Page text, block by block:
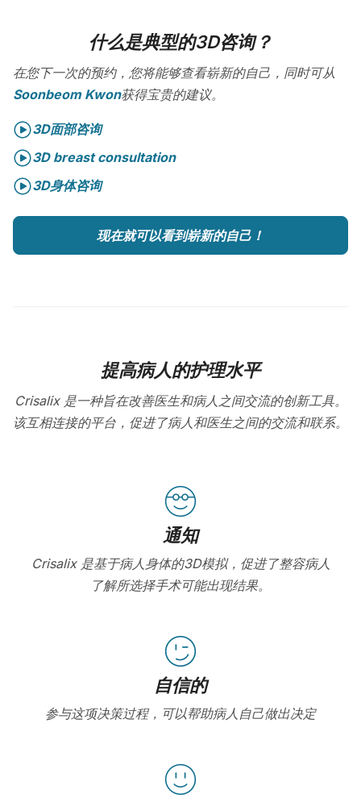
什么是典型的3D咨询？
在您下一次的预约，您将能够查看崭新的自己，同时可从
Soonbeom Kwon获得宝贵的建议。
3D面部咨询
3D breast consultation
3D身体咨询
现在就可以看到崭新的自己！
提高病人的护理水平
Crisalix 是一种旨在改善医生和病人之间交流的创新工具。
该互相连接的平台，促进了病人和医生之间的交流和联系。
通知
Crisalix 是基于病人身体的3D模拟，促进了整容病人
了解所选择手术可能出现结果。
自信的
参与这项决策过程，可以帮助病人自己做出决定